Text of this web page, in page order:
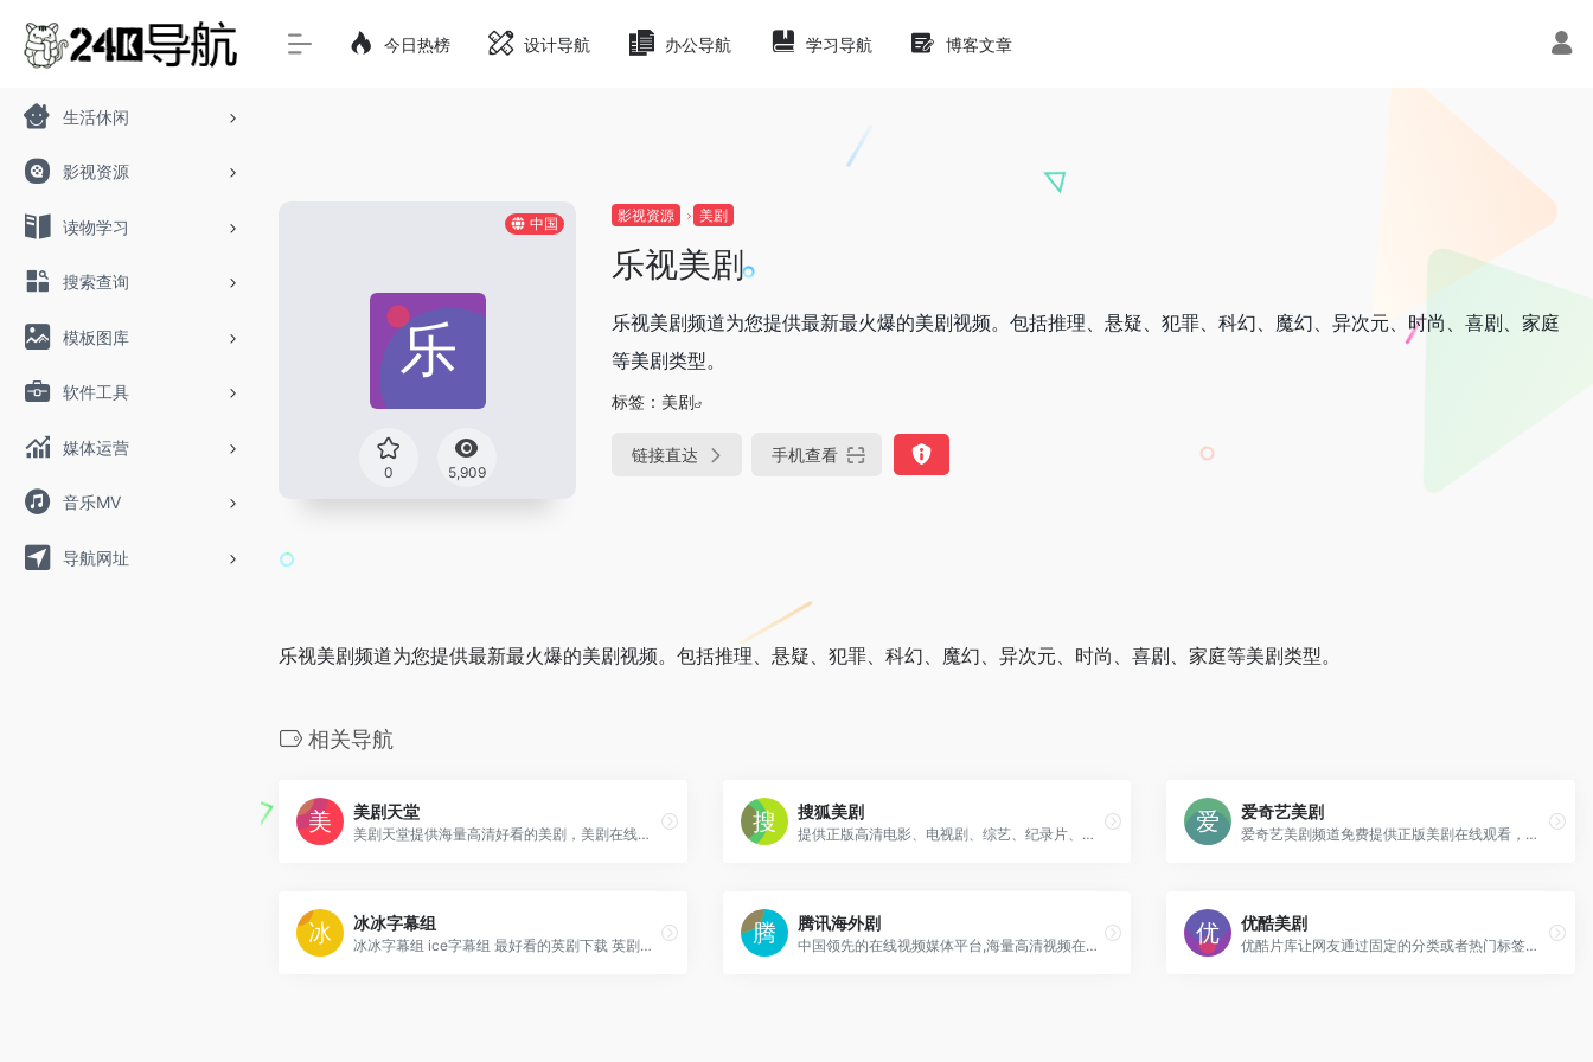
生活休闲
影视资源
读物学习
搜索查询
模板图库
软件工具
媒体运营
音乐MV
导航网址
今日热榜 设计导航 办公导航 学习导航 博客文章
中国
0 5,909
影视资源 美剧
乐视美剧
乐视美剧频道为您提供最新最火爆的美剧视频。包括推理、悬疑、犯罪、科幻、魔幻、异次元、时尚、喜剧、家庭
等美剧类型。
标签： 美剧
链接直达 手机查看
乐视美剧频道为您提供最新最火爆的美剧视频。包括推理、悬疑、犯罪、科幻、魔幻、异次元、时尚、喜剧、家庭等美剧类型。
相关导航
美剧天堂
美剧天堂提供海量高清好看的美剧，美剧在线观看，美剧下载，各类精彩美剧保持每日更新，第一时间为广大美剧迷推荐精彩好看的美剧节目。
搜狐美剧
提供正版高清电影、电视剧、综艺、纪录片、动漫等
爱奇艺美剧
爱奇艺美剧频道免费提供正版美剧在线观看，同步美国播出最新热门美剧。内容涵盖科幻，魔幻，悬疑，喜剧，家庭等类型。
冰冰字幕组
冰冰字幕组 ice字幕组 最好看的英剧下载 英剧排行 最新英剧下载 英剧字幕 英剧在线观看
腾讯海外剧
中国领先的在线视频媒体平台,海量高清视频在线观看
优酷美剧
优酷片库让网友通过固定的分类或者热门标签找到自己想要的视频节目，在优酷片库，你可以观看海量视频节目。